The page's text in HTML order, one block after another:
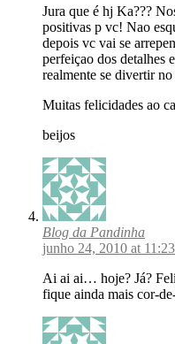
Jura que é hj Ka???
positivas p vc! Nao
depois vc vai se
perfeiçao dos detalhes
realmente se divertir
Muitas felicidades ao
beijos
Blog da Pandinha
junho 24, 2010 at
Ai ai ai… hoje? Já?
fique ainda mais cor-